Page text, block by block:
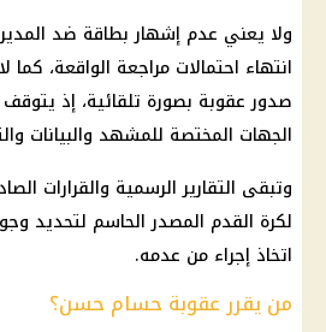
ولا يعني عدم إشهار بطاقة ضد
انتهاء احتمالات مراجعة الواقعة،
صدور عقوبة بصورة تلقائية، إذ
الجهات المختصة للمشهد والبيانات
وتبقى التقارير الرسمية والقرارات
لكرة القدم المصدر الحاسم لتحديد
اتخاذ إجراء من عدمه.
من يقرر عقوبة حسام حسن؟